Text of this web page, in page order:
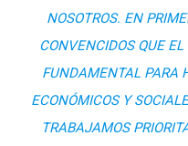
NOSOTROS. EN
CONVENCIDOS QUE
FUNDAMENTAL PARA
ECONÓMICOS Y
TRABAJAMOS